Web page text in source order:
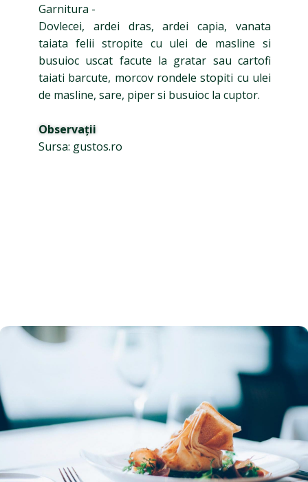
Garnitura -
Dovlecei, ardei dras, ardei capia, vanata
taiata felii stropite cu ulei de masline si
busuioc uscat facute la gratar sau cartofi
taiati barcute, morcov rondele stopiti cu ulei
de masline, sare, piper si busuioc la cuptor.
Observații
Sursa: gustos.ro